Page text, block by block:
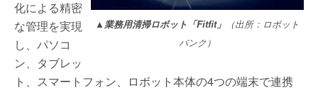
▲業務用清掃ロボット「Fitfit」
（出所：ロボット
バンク）
化による精密
な管理を実現
し、パソコ
ン、タブレッ
ト、スマートフォン、ロボット本体の4つの端末で連携